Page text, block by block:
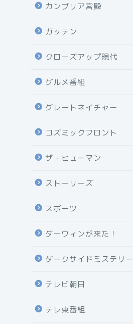
カンブリア宮殿
ガッテン
クローズアップ現代
グルメ番組
グレートネイチャー
コズミックフロント
ザ・ヒューマン
ストーリーズ
スポーツ
ダーウィンが来た！
ダークサイドミステリー
テレビ朝日
テレ東番組